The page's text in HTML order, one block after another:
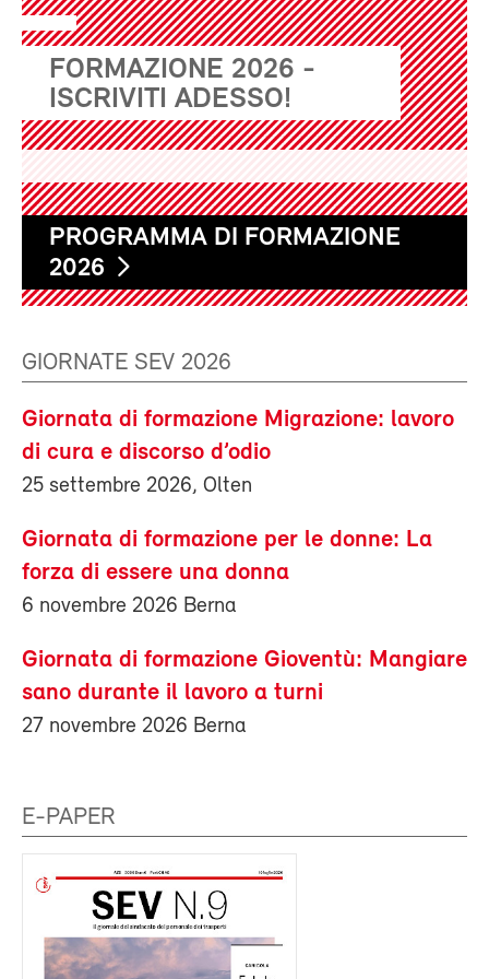
FORMAZIONE 2026 -
ISCRIVITI ADESSO!
PROGRAMMA DI FORMAZIONE
2026
GIORNATE SEV 2026
Giornata di formazione Migrazione: lavoro
di cura e discorso d’odio
25 settembre 2026, Olten
Giornata di formazione per le donne: La
forza di essere una donna
6 novembre 2026 Berna
Giornata di formazione Gioventù: Mangiare
sano durante il lavoro a turni
27 novembre 2026 Berna
E-PAPER